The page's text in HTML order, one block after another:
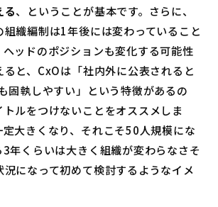
る、ということが基本です。さらに、
組織編制は1年後には変わっていること
ヘッドのポジションも変化する可能性
ると、CxOは「社内外に公表されると
固執しやすい」という特徴があるの
トルをつけないことをオススメしま
定大きくなり、それこそ50人規模にな
3年くらいは大きく組織が変わらなさそ
況になって初めて検討するようなイメ